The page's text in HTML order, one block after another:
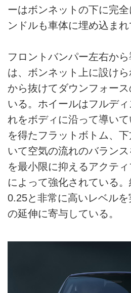
ーはボンネットの下に完
ンドルも車体に埋め込まれ
フロントバンパー左右か
は、ボンネット上に設け
から抜けてダウンフォー
いる。ホイールはフルデ
れをボディに沿って導い
を得たフラットボトム、
いて空気の流れのバラン
を最小限に抑えるアクテ
によって強化されている
0.25と非常に高いレベル
の延伸に寄与している。